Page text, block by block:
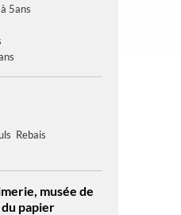
5ans
Rebais
musée de
papier